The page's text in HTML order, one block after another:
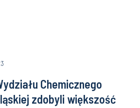
Chemicznego
zdobyli większość